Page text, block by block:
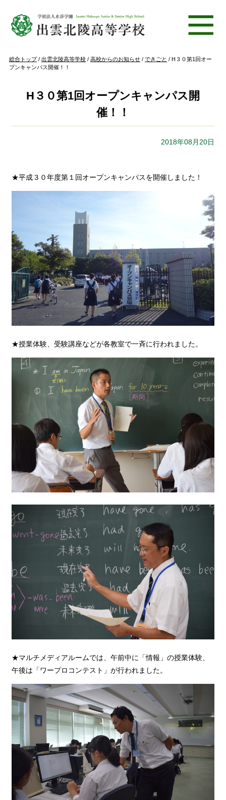
現
在
総合トップ/ 出雲北陵高等学校 / 高校からのお知らせ / できごと / H３０第1回オー
プンキャンパス開催！！
H３０第1回オープンキャンパス開
催！！
2018年08月20日
★平成３０年度第１回オープンキャンパスを開催しました！
★授業体験、受験講座などが各教室で一斉に行われました。
★マルチメディアルームでは、午前中に「情報」の授業体験、
午後は「ワープロコンテスト」が行われました。